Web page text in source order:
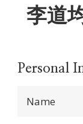
李道
Personal
Name